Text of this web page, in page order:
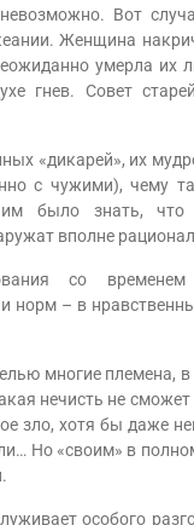
Вот
Женщина
умерла их
гнев. Совет
«дикарей», их
с чужими), чему
было знать, что
вполне
со временем
норм – в
многие племена, в
нечисть не сможет
зло, хотя бы даже
Но «своим» в
особого